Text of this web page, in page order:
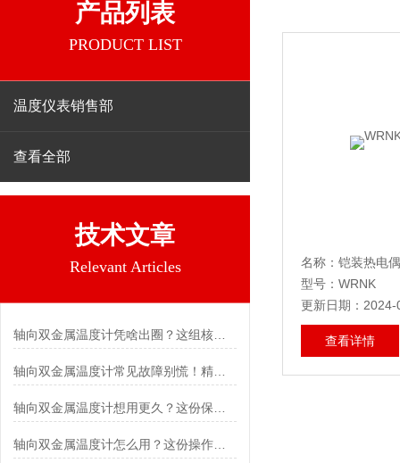
产品列表
PRODUCT LIST
温度仪表销售部
查看全部
技术文章
Relevant Articles
轴向双金属温度计凭啥出圈？这组核心特点给出了答案
轴向双金属温度计常见故障别慌！精准定位，轻松搞定难题
轴向双金属温度计怎么用？这份操作指南，新手也能快速拿捏！
名称：铠装热电偶
型号：WRNK
更新日期：2024-
查看详情